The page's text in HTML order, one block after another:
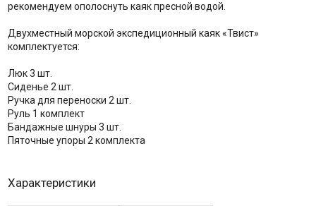
рекомендуем ополоснуть каяк пресной водой.
Двухместный морской экспедиционный каяк «Твист»
комплектуется:
Люк 3 шт.
Сиденье 2 шт.
Ручка для переноски 2 шт.
Руль 1 комплект
Бандажные шнуры 3 шт.
Пяточные упоры 2 комплекта
Характеристики